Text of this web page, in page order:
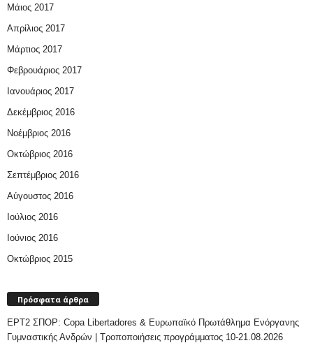
Μάιος 2017
Απρίλιος 2017
Μάρτιος 2017
Φεβρουάριος 2017
Ιανουάριος 2017
Δεκέμβριος 2016
Νοέμβριος 2016
Οκτώβριος 2016
Σεπτέμβριος 2016
Αύγουστος 2016
Ιούλιος 2016
Ιούνιος 2016
Οκτώβριος 2015
Πρόσφατα άρθρα
ΕΡΤ2 ΣΠΟΡ: Copa Libertadores & Ευρωπαϊκό Πρωτάθλημα Ενόργανης
Γυμναστικής Ανδρών | Τροποποιήσεις προγράμματος 10-21.08.2026